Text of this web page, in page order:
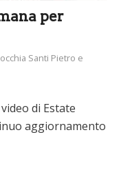
per
Santi Pietro e
di Estate
aggiornamento